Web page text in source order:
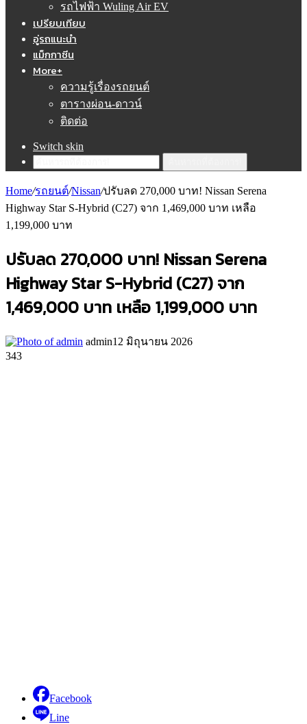
รถไฟฟ้า Wuling Air EV
เปรียบเทียบ
อู่รถแนะนำ
แม็กกาซีน
More+
ความรู้เรื่องรถยนต์
ตารางผ่อน-ดาวน์
ติดต่อ
Switch skin
Home/รถยนต์/Nissan/ปรับลด 270,000 บาท! Nissan Serena
Highway Star S-Hybrid (C27) จาก 1,469,000 บาท เหลือ
1,199,000 บาท
ปรับลด 270,000 บาท! Nissan Serena
Highway Star S-Hybrid (C27) จาก
1,469,000 บาท เหลือ 1,199,000 บาท
admin12 มิถุนายน 2026
343
Facebook
Line